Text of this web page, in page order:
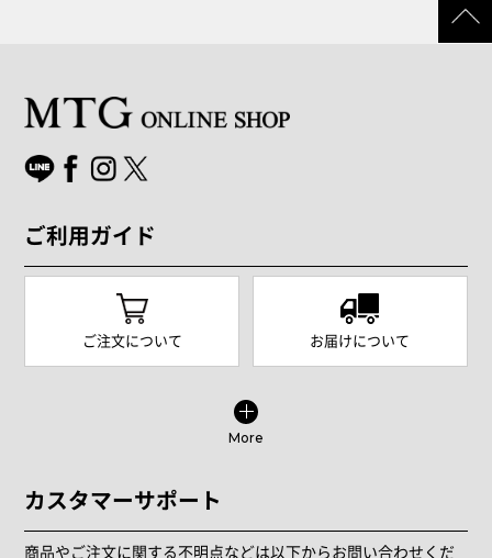
ご利用ガイド
ご注文について お届けについて
More
カスタマーサポート
商品やご注文に関する不明点などは以下からお問い合わせくだ